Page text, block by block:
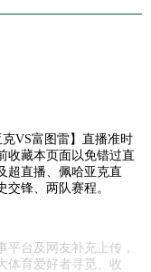
VS富图雷】直播准时
收藏本页面以免错过直
超直播、佩哈亚克直
锋、两队赛程。
台及网友补充上传，
体育爱好者寻觅、收